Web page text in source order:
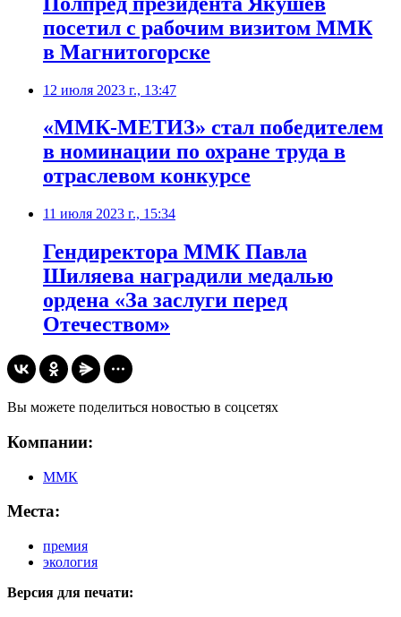
посетил с рабочим визитом ММК
в Магнитогорске
12 июля 2023 г., 13:47
«ММК-МЕТИЗ» стал победителем
в номинации по охране труда в
отраслевом конкурсе
11 июля 2023 г., 15:34
Гендиректора ММК Павла
Шиляева наградили медалью
ордена «За заслуги перед
Отечеством»
Вы можете поделиться новостью в соцсетях
Компании:
ММК
Места:
премия
экология
Версия для печати: